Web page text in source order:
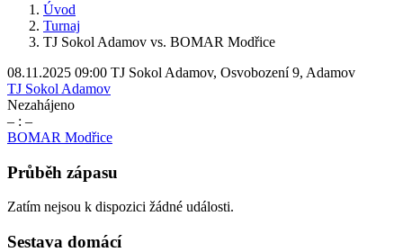
Úvod
Turnaj
TJ Sokol Adamov vs. BOMAR Modřice
08.11.2025 09:00 TJ Sokol Adamov, Osvobození 9, Adamov
TJ Sokol Adamov
Nezahájeno
– : –
BOMAR Modřice
Průběh zápasu
Zatím nejsou k dispozici žádné události.
Sestava domácí